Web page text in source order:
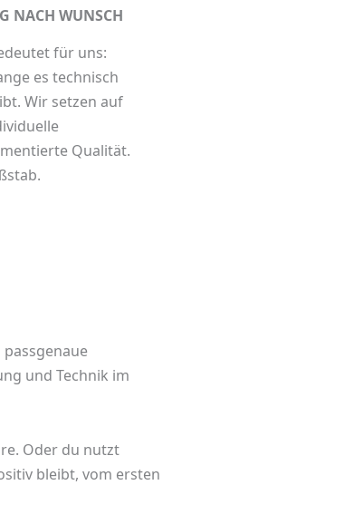
NACH WUNSCH
für uns:
es technisch
Wir setzen auf
Qualität.
und Technik im
Oder du nutzt
bleibt, vom ersten